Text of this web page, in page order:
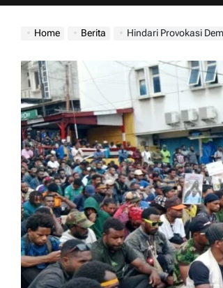
jatimdaily.com
Home Berita Hindari Provokasi